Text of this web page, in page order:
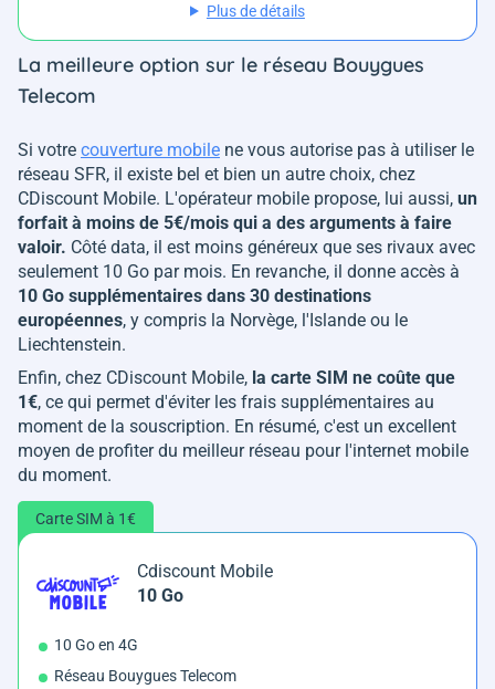
Plus de détails
La meilleure option sur le réseau Bouygues
Telecom
Si votre couverture mobile ne vous autorise pas à utiliser le
réseau SFR, il existe bel et bien un autre choix, chez
CDiscount Mobile. L'opérateur mobile propose, lui aussi, un
forfait à moins de 5€/mois qui a des arguments à faire
valoir. Côté data, il est moins généreux que ses rivaux avec
seulement 10 Go par mois. En revanche, il donne accès à
10 Go supplémentaires dans 30 destinations
européennes, y compris la Norvège, l'Islande ou le
Liechtenstein.
Enfin, chez CDiscount Mobile, la carte SIM ne coûte que
1€, ce qui permet d'éviter les frais supplémentaires au
moment de la souscription. En résumé, c'est un excellent
moyen de profiter du meilleur réseau pour l'internet mobile
du moment.
Carte SIM à 1€
Cdiscount Mobile
10 Go
10 Go en 4G
Réseau Bouygues Telecom